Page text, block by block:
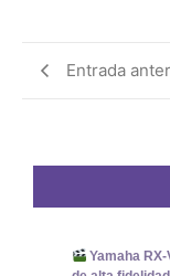
Entrada
Yamaha